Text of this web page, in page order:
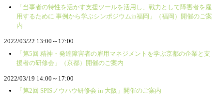
「当事者の特性を活かす支援ツールを活用し、戦力として障害者を雇
用するために 事例から学ぶシンポジウムin福岡」（福岡）開催のご案
内
2022/03/22 13:00～17:00
「第5回 精神・発達障害者の雇用マネジメントを学ぶ京都の企業と支
援者の研修会」（京都）開催のご案内
2022/03/19 14:00～17:00
「第2回 SPISノウハウ研修会 in 大阪」開催のご案内